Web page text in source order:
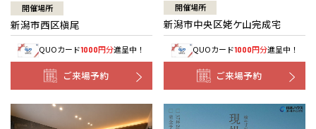
開催場所
新潟市西区槇尾
QUOカード1000円分進呈中！
ご来場予約
開催場所
新潟市中央区姥ケ山完成宅
QUOカード1000円分進呈中！
ご来場予約